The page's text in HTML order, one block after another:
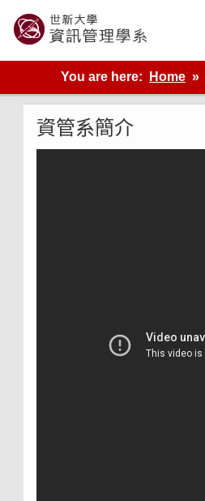
content
世新大學資管系網站
You are here:
Home
資管系簡介